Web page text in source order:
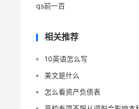
qs前一百
相关推荐
10英语怎么写
美文是什么
怎么看资产负债表